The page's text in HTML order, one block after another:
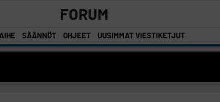
FORUM
SÄÄNNÖT OHJEET UUSIMMAT VIESTIKETJUT